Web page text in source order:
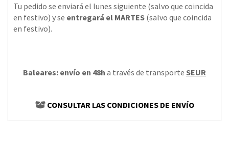
Tu pedido se enviará el lunes siguiente (salvo que coincida
en festivo) y se entregará el MARTES (salvo que coincida
en festivo).
Baleares: envío en 48h a través de transporte SEUR
CONSULTAR LAS CONDICIONES DE ENVÍO